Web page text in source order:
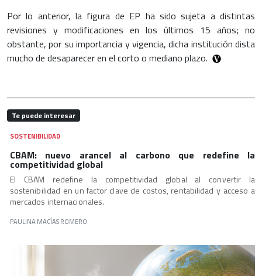
Por lo anterior, la figura de EP ha sido sujeta a distintas
revisiones y modificaciones en los últimos 15 años; no
obstante, por su importancia y vigencia, dicha institución dista
mucho de desaparecer en el corto o mediano plazo.
Te puede interesar
SOSTENIBILIDAD
CBAM: nuevo arancel al carbono que redefine la
competitividad global
El CBAM redefine la competitividad global al convertir la
sostenibilidad en un factor clave de costos, rentabilidad y acceso a
mercados internacionales.
PAULINA MACÍAS ROMERO